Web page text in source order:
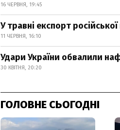
16 ЧЕРВНЯ, 19:45
У травні експорт
11 ЧЕРВНЯ, 16:10
Удари України обвалили
30 КВІТНЯ, 20:20
ГОЛОВНЕ СЬОГОДНІ